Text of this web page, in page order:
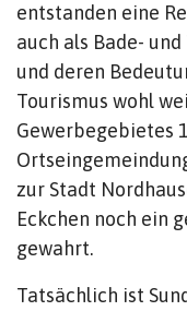
entstanden eine
auch als Bade-
und deren
Tourismus wohl
Gewerbegebietes
zur Stadt
Eckchen noch ein
gewahrt.
Tatsächlich ist